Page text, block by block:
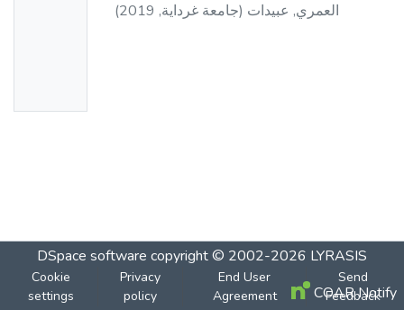
( جامعة غرداية,
2019 ) العمري, عبيدات
DSpace software copyright © 2002-2026 LYRASIS
Cookie
settings
Privacy
policy
End User
Agreement
Send
Feedback
COAR Notify